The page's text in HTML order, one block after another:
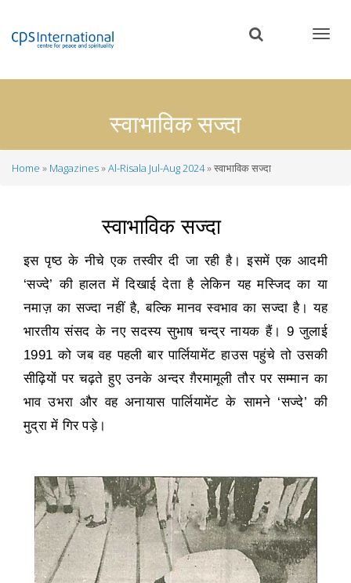
content
स्वाभाविक सज्दा
Home Magazines Al-Risala Jul-Aug 2024 स्वाभाविक सज्दा
स्वाभाविक सज्दा
इस पृष्ठ के नीचे एक तस्वीर दी जा रही है। इसमें एक आदमी
‘सज्दे’की हालत में दिखाई देता है लेकिन यह मस्जिद का या
नमाज़ का सज्दा नहीं है,बल्कि मानव स्वभाव का सज्दा है। यह
भारतीय संसद के नए सदस्य सुभाष चन्द्र नायक हैं। 9जुलाई
1991 को जब वह पहली बार पार्लियामेंट हाउस पहुंचे तो उसकी
सीढ़ियों पर चढ़ते हुए उनके अन्दर ग़ैरमामूली तौर परसम्मान का
भाव उभरा और वह अनायास पार्लियामेंट के सामने ‘सज्दे’की
मुद्रा में गिर पड़े।